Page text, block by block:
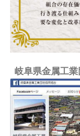
岐阜県金属工